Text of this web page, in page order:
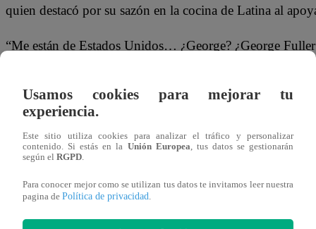
quien destacó por su sazón en la cocina de Latina al
“Me están de Estados Unidos… ¿George? ¿George
explica?”, agregó Peláez.
Este lunes 8 de enero, Armando Machuca, Mayra
se enfrentan en la temida Noche de Sentencia en “El
participantes deberán convencer al jurado con su sazón
logrará?
Usamos cookies para mejorar tu
experiencia.
Este sitio utiliza cookies para analizar el tráfico y personalizar
contenido. Si estás en la Unión Europea , tus datos se gestionarán
según el RGPD
Para conocer mejor como se utilizan tus datos te invitamos leer nuestra
pagina de Política de privacidad